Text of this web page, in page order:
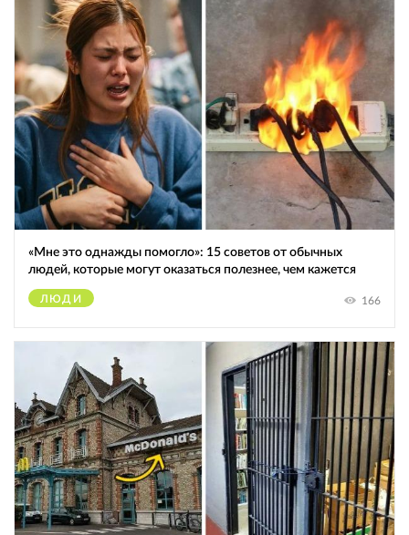
«Мне это однажды помогло»: 15 советов от обычных
людей, которые могут оказаться полезнее, чем кажется
ЛЮДИ 166